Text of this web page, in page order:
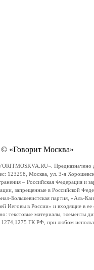
«Говорит Москва»
Предназначено
123298, Москва, ул. 3-я
– Российская Федерация и
запрещенные в
Большевистская партия, «Аль-
Иеговы в России» и входящие в
текстовые материалы, элементы
1274,1275 ГК РФ, при любом